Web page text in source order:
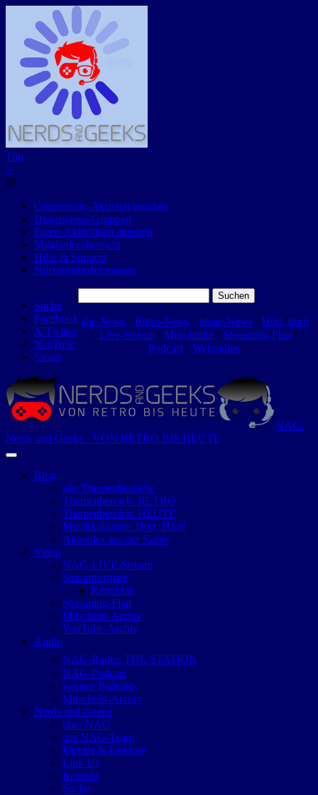
Top
×
@
Community-Aktivität ansehen
Diskussions-Gruppen
Foren-Aktivitäten ansehen
Mitgliederübersicht
Hilfe & Support
Nutzungsbedingungen
Suche
Facebook
X/Twitter
YouTube
Steam
nach:
alle News ⋅ Retro-News ⋅ heute-News ⋅ Hört, hört!
- Live-Stream⋅ Mitschnitte⋅ Streaming-Plan ⋅
Podcast⋅ Webradios
NAG:
Nerds and Geeks · VON RETRO BIS HEUTE
Blog
alle Themenbereiche
Themenbereich: RETRO
Themenbereich: HEUTE
Musikkolumne: Hört, Hört!
Aktuelles aus der Szene
Video
NAG-LIVE-Stream
Streamformate
Retroblah
Streaming-Plan
Mitschnitt-Archiv
YouTube-Archiv
Audio
NAG-Radio: THE STATION
NAG-Podcast
weitere Podcasts
Mitschnitt-Archiv
Nerds and Geeks
über NAG
das NAG-Team
Partner & Freunde
Link Us
Kontakt
Suche